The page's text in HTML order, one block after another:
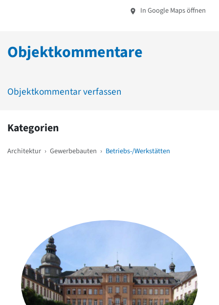
In Google Maps öffnen
Objektkommentare
Objektkommentar verfassen
Kategorien
Architektur › Gewerbebauten › Betriebs-/Werkstätten